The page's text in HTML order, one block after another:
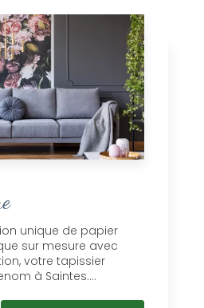
unique de papier
sur mesure avec
votre tapissier
à Saintes....